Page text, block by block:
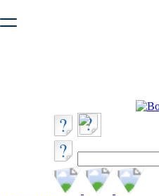
безопасную работу с сайтом.